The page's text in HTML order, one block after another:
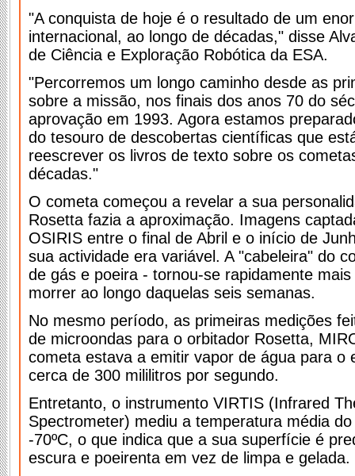
"A conquista de hoje é o resultado de um
internacional, ao longo de décadas," disse
de Ciência e Exploração Robótica da ESA.
"Percorremos um longo caminho desde as
sobre a missão, nos finais dos anos 70 do
aprovação em 1993. Agora estamos
do tesouro de descobertas científicas que
reescrever os livros de texto sobre os
décadas."
O cometa começou a revelar a sua
Rosetta fazia a aproximação. Imagens
OSIRIS entre o final de Abril e o início de
sua actividade era variável. A "cabeleira" do
de gás e poeira - tornou-se rapidamente
morrer ao longo daquelas seis semanas.
No mesmo período, as primeiras medições
de microondas para o orbitador Rosetta,
cometa estava a emitir vapor de água para o
cerca de 300 mililitros por segundo.
Entretanto, o instrumento VIRTIS (Infrared
Spectrometer) mediu a temperatura média
-70ºC, o que indica que a sua superfície é
escura e poeirenta em vez de limpa e gelada.